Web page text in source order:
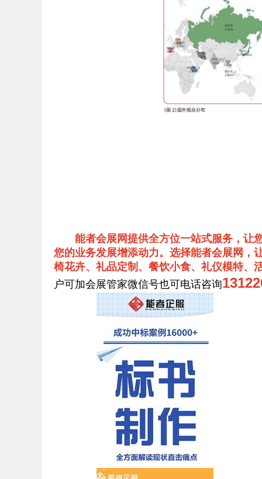
能者会展网提供全方位一站式服务，让
您的业务发展增添动力。选择能者会展网，
椅花卉、礼品定制、餐饮小食、礼仪模特、
户可加会展管家微信号也可电话咨询